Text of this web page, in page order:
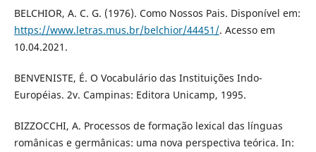
BELCHIOR, A. C. G. (1976). Como Nossos Pais. Disponível em:
https://www.letras.mus.br/belchior/44451/. Acesso em
10.04.2021.
BENVENISTE, É. O Vocabulário das Instituições Indo-
Européias. 2v. Campinas: Editora Unicamp, 1995.
BIZZOCCHI, A. Processos de formação lexical das línguas
românicas e germânicas: uma nova perspectiva teórica. In: